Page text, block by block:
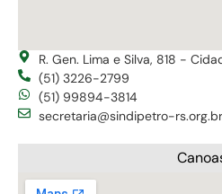
R. Gen. Lima e Silva, 818 -
(51) 3226-2799
(51) 99894-3814
secretaria@sindipetro-rs.org.br